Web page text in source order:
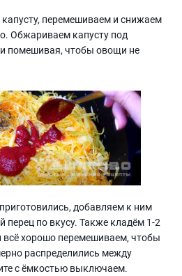
перемешиваем и снижаем
Обжариваем капусту под
помешивая, чтобы овощи не
добавляем к ним
по вкусу. Также кладём 1-2
всё хорошо перемешиваем, чтобы
распределились между
с ёмкостью выключаем.